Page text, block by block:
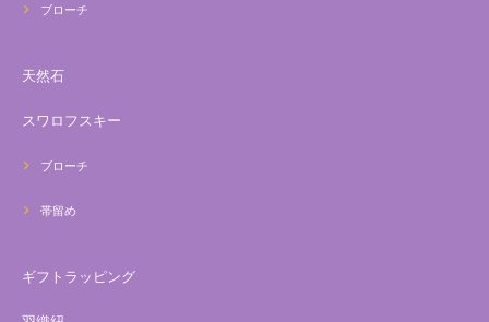
ブローチ
天然石
スワロフスキー
ブローチ
帯留め
ギフトラッピング